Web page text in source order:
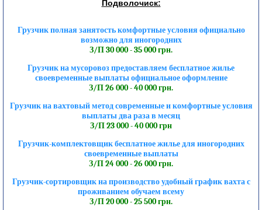
Подволочиск:
Грузчик полная занятость комфортные условия официально
возможно для иногородних
З/П 30 000 - 35 000 грн.
Грузчик на мусоровоз предоставляем бесплатное жилье
своевременные выплаты официальное оформление
З/П 26 000 - 40 000 грн.
Грузчик на вахтовый метод современные и комфортные условия
выплаты два раза в месяц
З/П 23 000 - 40 000 грн
Грузчик-комплектовщик бесплатное жилье для иногородних
своевременные выплаты
З/П 24 000 - 26 000 грн.
Грузчик-сортировщик на производство удобный график вахта с
проживанием обучаем всему
З/П 20 000 - 25 500 грн.